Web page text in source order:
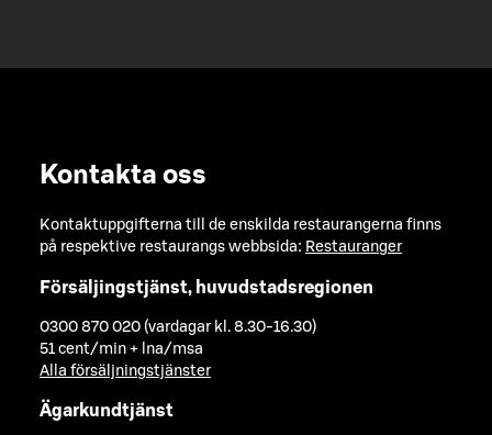
Kontakta oss
Kontaktuppgifterna till de enskilda restaurangerna finns
på respektive restaurangs webbsida: Restauranger
Försäljingstjänst, huvudstadsregionen
0300 870 020 (vardagar kl. 8.30-16.30)
51 cent/min + lna/msa
Alla försäljningstjänster
Ägarkundtjänst